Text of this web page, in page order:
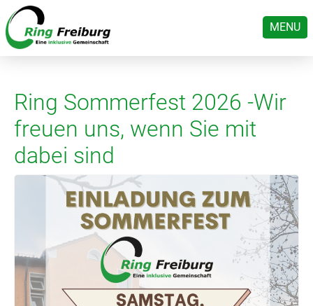
MENU
Ring Sommerfest 2026 -Wir
freuen uns, wenn Sie mit
dabei sind